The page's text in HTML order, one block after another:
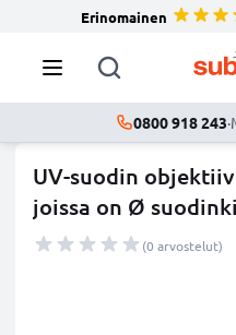
Erinomainen
0800 918 243·
UV-suodin
joissa on Ø suodinki
(0 arvostelut)